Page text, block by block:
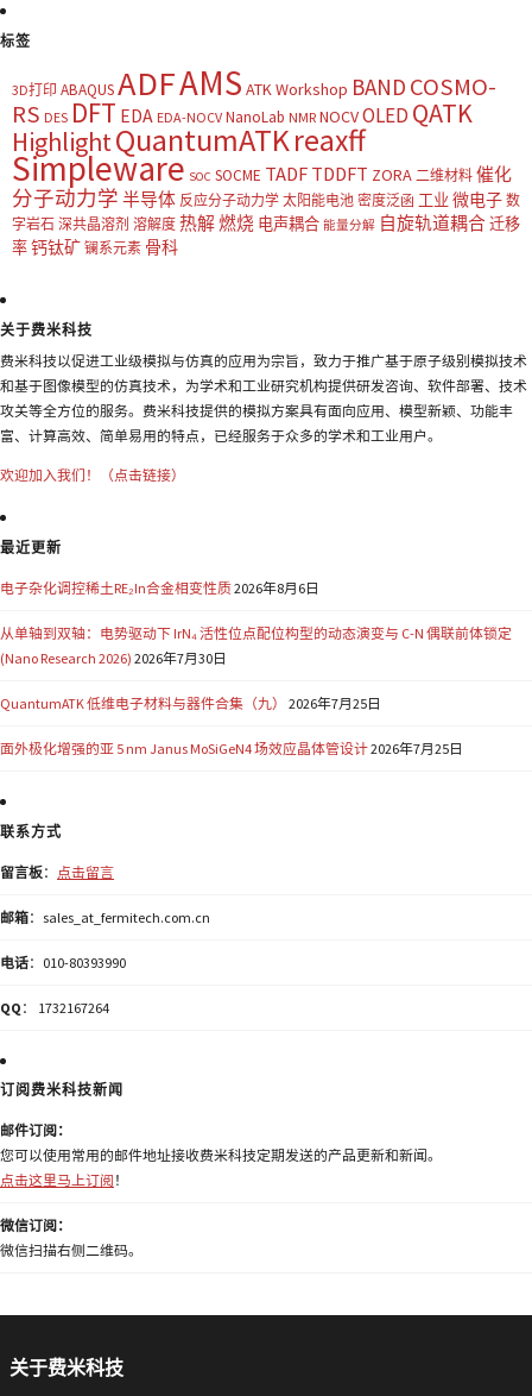
标签
3D打印 ABAQUSADFAMS ATK Workshop BAND COSMO-
RS DES DFT EDA EDA-NOCV NanoLab NMR NOCVOLED QATK
HighlightQuantumATKreaxff
Simpleware SOC SOCME TADF TDDFT ZORA 二维材料 催化
分子动力学 半导体 反应分子动力学 太阳能电池 密度泛函 工业 微电子 数
字岩石 深共晶溶剂 溶解度 热解燃烧 电声耦合 能量分解 自旋轨道耦合迁移
率钙钛矿 镧系元素 骨科
关于费米科技
费米科技以促进工业级模拟与仿真的应用为宗旨，致力于推广基于原子级别模拟技术
和基于图像模型的仿真技术，为学术和工业研究机构提供研发咨询、软件部署、技术
攻关等全方位的服务。费米科技提供的模拟方案具有面向应用、模型新颖、功能丰
富、计算高效、简单易用的特点，已经服务于众多的学术和工业用户。
欢迎加入我们！（点击链接）
最近更新
电子杂化调控稀土RE₂In合金相变性质2026年8月6日
从单轴到双轴：电势驱动下 IrN₄ 活性位点配位构型的动态演变与 C-N 偶联前体锁定
(Nano Research 2026) 2026年7月30日
QuantumATK 低维电子材料与器件合集（九） 2026年7月25日
面外极化增强的亚 5 nm Janus MoSiGeN4 场效应晶体管设计2026年7月25日
联系方式
留言板： 点击留言
邮箱：sales_at_fermitech.com.cn
电话：010-80393990
QQ ： 1732167264
订阅费米科技新闻
邮件订阅：
您可以使用常用的邮件地址接收费米科技定期发送的产品更新和新闻。
点击这里马上订阅 ！
微信订阅：
微信扫描右侧二维码。
关于费米科技